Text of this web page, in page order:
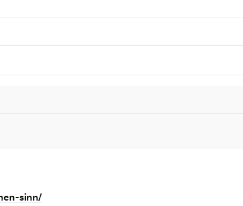
sinn/